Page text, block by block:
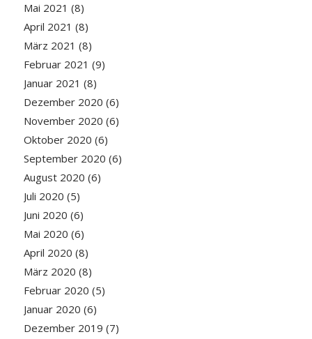
Mai 2021 (8)
April 2021 (8)
März 2021 (8)
Februar 2021 (9)
Januar 2021 (8)
Dezember 2020 (6)
November 2020 (6)
Oktober 2020 (6)
September 2020 (6)
August 2020 (6)
Juli 2020 (5)
Juni 2020 (6)
Mai 2020 (6)
April 2020 (8)
März 2020 (8)
Februar 2020 (5)
Januar 2020 (6)
Dezember 2019 (7)